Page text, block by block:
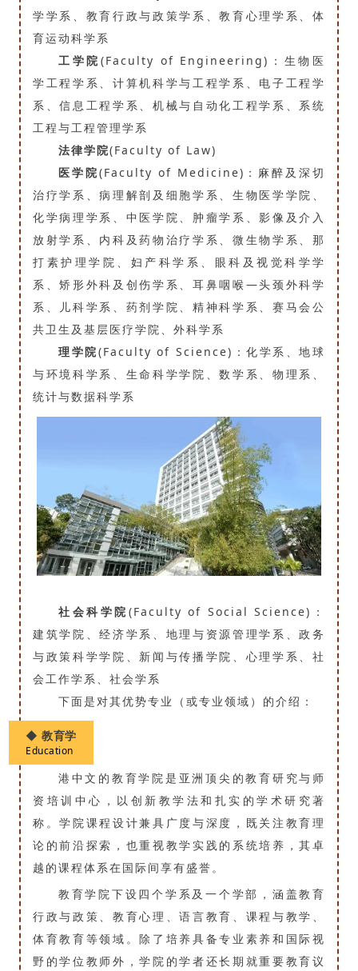
学学系、教育行政与政策学系、教育心理学系、体
育运动科学系
工学院 (Faculty of Engineering)：生物医
学工程学系、计算机科学与工程学系、电子工程学
系、信息工程学系、机械与自动化工程学系、系统
工程与工程管理学系
法律学院(Faculty of Law)
医学院(Faculty of Medicine)：麻醉及深切
治疗学系、病理解剖及细胞学系、生物医学学院、
化学病理学系、中医学院、肿瘤学系、影像及介入
放射学系、内科及药物治疗学系、微生物学系、那
打素护理学院、妇产科学系、眼科及视觉科学学
系、矫形外科及创伤学系、耳鼻咽喉—头颈外科学
系、儿科学系、药剂学院、精神科学系、赛马会公
共卫生及基层医疗学院、外科学系
理学院(Faculty of Science)：化学系、地球
与环境科学系、生命科学学院、数学系、物理系、
统计与数据科学系
社会科学院 (Faculty of Social Science)：
建筑学院、经济学系、地理与资源管理学系、政务
与政策科学学院、新闻与传播学院、心理学系、社
会工作学系、社会学系
下面是对其优势专业（或专业领域）的介绍：
◆ 教育学
Education
港中文的教育学院是亚洲顶尖的教育研究与师
资培训中心，以创新教学法和扎实的学术研究著
称。学院课程设计兼具广度与深度，既关注教育理
论的前沿探索，也重视教学实践的系统培养，其卓
越的课程体系在国际间享有盛誉。
教育学院下设四个学系及一个学部，涵盖教育
行政与政策、教育心理、语言教育、课程与教学、
体育教育等领域。除了培养具备专业素养和国际视
野的学位教师外，学院的学者还长期就重要教育议